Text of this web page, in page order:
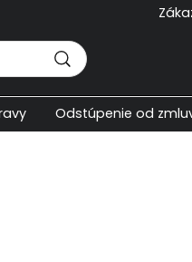
Odstúpenie od